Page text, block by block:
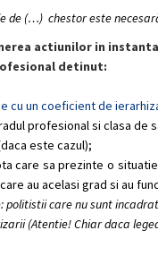
de (…) chestor este
actiunilor in
detinut:
cu un coeficient de
profesional si clasa de
este cazul);
care sa prezinte o
au acelasi grad si au
politistii care nu sunt
(Atentie! Chiar daca